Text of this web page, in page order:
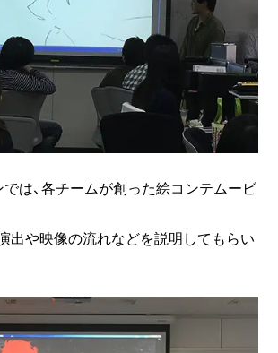
は、各チームが創った絵コンテムービ
出や映像の流れなどを説明してもらい